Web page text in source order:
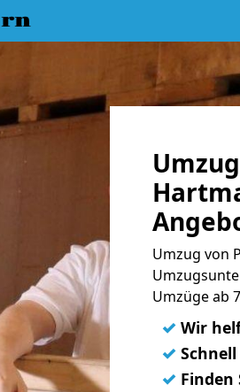
Umzug von
Umzüge ab
✓ Wir
✓
✓ Finden